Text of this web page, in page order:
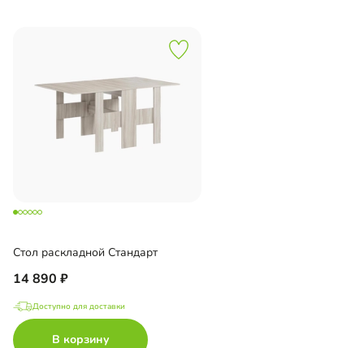
Стол раскладной Стандарт
14 890
Доступно для доставки
В корзину